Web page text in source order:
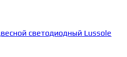
светодиодный Lussole